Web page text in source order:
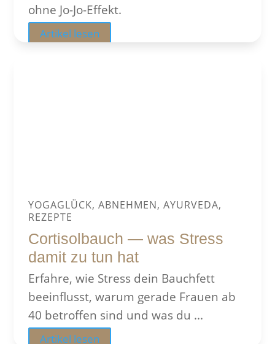
ohne Jo-Jo-Effekt.
Artikel lesen
YOGAGLÜCK, ABNEHMEN, AYURVEDA,
REZEPTE
Cortisolbauch — was Stress
damit zu tun hat
Erfahre, wie Stress dein Bauchfett
beeinflusst, warum gerade Frauen ab
40 betroffen sind und was du ...
Artikel lesen